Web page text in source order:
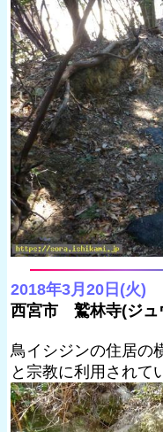
2018年3月20日(火)
西宮市 鷲林寺(ジュ
鳥イシジンの住居の
と宗教に利用されて